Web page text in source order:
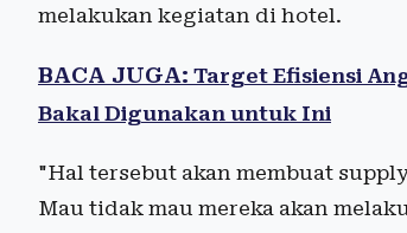
melakukan kegiatan di hotel.
BACA JUGA: Target Efisiensi
Bakal Digunakan untuk Ini
"Hal tersebut akan membuat
Mau tidak mau mereka akan